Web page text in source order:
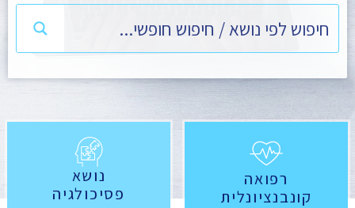
רפואה
קונבנציונלית
נושא
פסיכולגיה